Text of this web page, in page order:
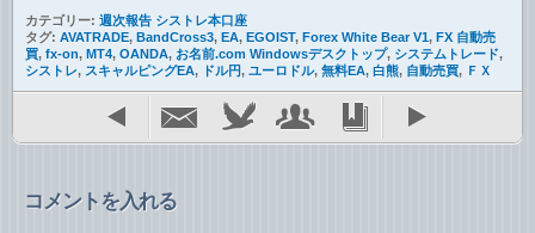
カテゴリー: 週次報告 シストレ本口座
タグ: AVATRADE, BandCross3, EA, EGOIST, Forex White Bear V1, FX 自動売
買, fx-on, MT4, OANDA, お名前.com Windowsデスクトップ, システムトレード,
シストレ, スキャルピングEA, ドル円, ユーロドル, 無料EA, 白熊, 自動売買, ＦＸ
コメントを入れる